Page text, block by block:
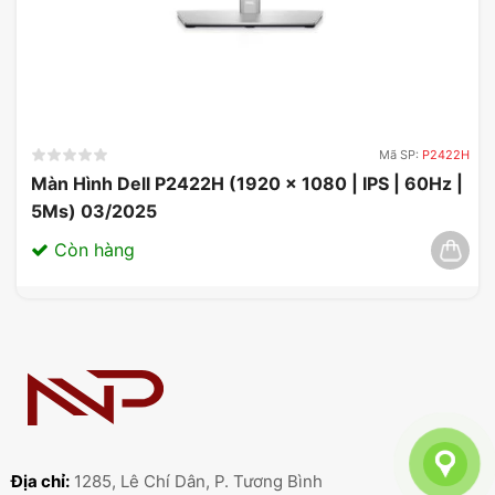
Màn Hình Gaming MSI MAG 275F 27 inch FHD IPS
PC
Với sự phát triển không ngừng của công nghệ
gaming, khả năng tương thích trở nên rất quan
trọng đối với gamer. MSI MAG 275F được thiết kế
Mã SP: P2422H
Màn Hình Dell P2422H (1920 x 1080 | IPS | 60Hz |
5Ms) 03/2025
Còn hàng
Địa chỉ: 1285, Lê Chí Dân, P. Tương Bình